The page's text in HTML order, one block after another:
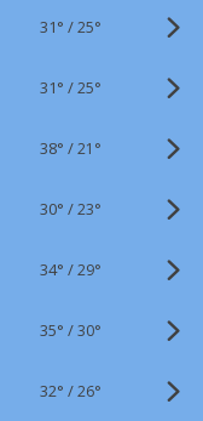
31° /25°
31° /25°
38° /21°
30° /23°
34° /29°
35° /30°
32° /26°